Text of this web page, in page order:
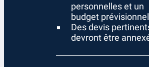
personnelles et un
budget
Des devis
devront être